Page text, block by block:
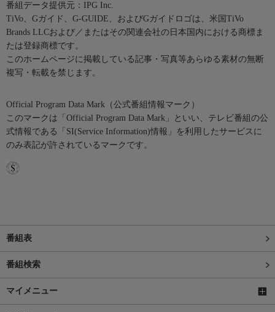
番組データ提供元：IPG Inc.
TiVo、Gガイド、G-GUIDE、およびGガイドロゴは、米国TiVo
Brands LLCおよび／またはその関連会社の日本国内における商標ま
たは登録商標です。
このホームページに掲載している記事・写真等あらゆる素材の無断
複写・転載を禁じます。
Official Program Data Mark（公式番組情報マーク）
このマークは「Official Program Data Mark」といい、テレビ番組の公
式情報である「SI(Service Information)情報」を利用したサービスに
のみ表記が許されているマークです。
番組表
番組検索
マイメニュー